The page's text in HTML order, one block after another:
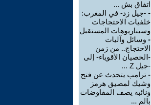
اتفاق بش ...
- -جيل زد- في المغرب:
خلفيات الاحتجاجات
وسيناريوهات المستقبل
- وسائل وآليات
الاحتجاج.. من زمن
-الخصيان الأقوياء- إلى
-جيل Z ...
- ترامب يتحدث عن فتح
وشيك لمصيق هرمز
ونائبه يصف المفاوضات
بالم ...